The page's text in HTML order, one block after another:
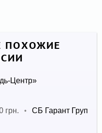
ПОХОЖИЕ
Центр»
грн. •
СБ Гарант Груп